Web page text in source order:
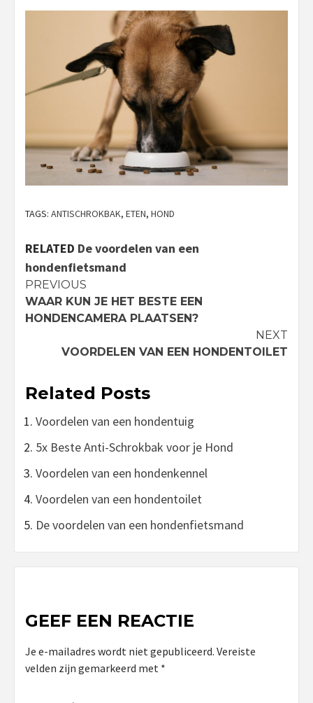
TAGS: ANTISCHROKBAK, ETEN, HOND
RELATED De voordelen van een
hondenfietsmand
Continue
Reading
PREVIOUS
WAAR KUN JE HET BESTE EEN
HONDENCAMERA PLAATSEN?
NEXT
VOORDELEN VAN EEN HONDENTOILET
Related Posts
Voordelen van een hondentuig
5x Beste Anti-Schrokbak voor je Hond
Voordelen van een hondenkennel
Voordelen van een hondentoilet
De voordelen van een hondenfietsmand
GEEF EEN REACTIE
Je e-mailadres wordt niet gepubliceerd. Vereiste
velden zijn gemarkeerd met *